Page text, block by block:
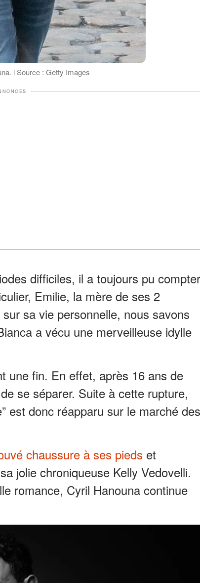
l Source : Getty Images
difficiles, il a toujours pu compter
Emilie, la mère de ses 2
sa vie personnelle, nous savons
a vécu une merveilleuse idylle
une fin. En effet, après 16 ans de
se séparer. Suite à cette rupture,
est donc réapparu sur le marché des
chaussure à ses pieds et
jolie chroniqueuse Kelly Vedovelli.
romance, Cyril Hanouna continue